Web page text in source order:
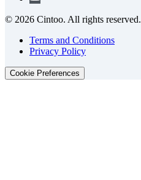
© 2026 Cintoo. All rights reserved.
Terms and Conditions
Privacy Policy
Cookie Preferences